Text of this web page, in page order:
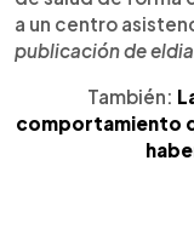
a un centro
publicación de
También:
comportamiento